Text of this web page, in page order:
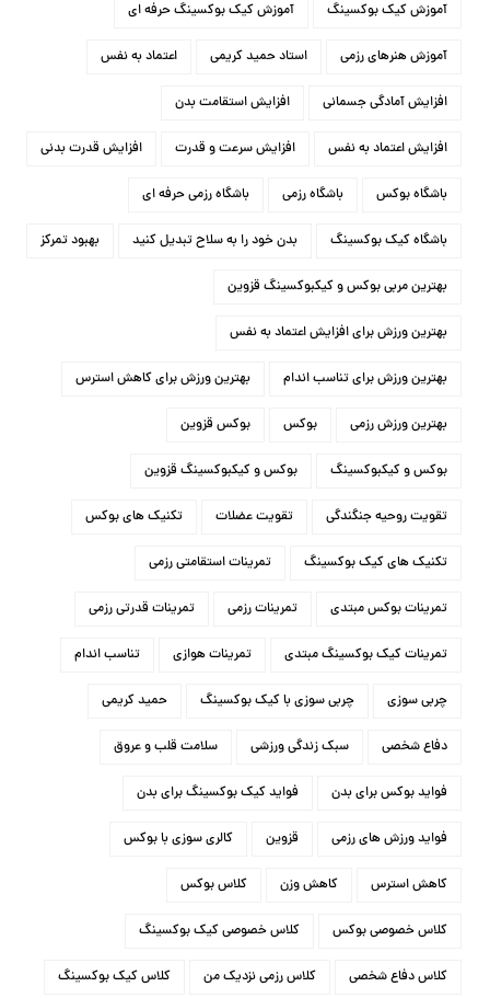
آموزش کیک بوکسینگ آموزش کیک بوکسینگ حرفه ای
آموزش هنرهای رزمی استاد حمید کریمی اعتماد به نفس
افزایش آمادگی جسمانی افزایش استقامت بدن
افزایش اعتماد به نفس افزایش سرعت و قدرت افزایش قدرت بدنی
باشگاه بوکس باشگاه رزمی باشگاه رزمی حرفه ای
باشگاه کیک بوکسینگ بدن خود را به سلاح تبدیل کنید بهبود تمرکز
بهترین مربی بوکس و کیکبوکسینگ قزوین
بهترین ورزش برای افزایش اعتماد به نفس
بهترین ورزش برای تناسب اندام بهترین ورزش برای کاهش استرس
بهترین ورزش رزمی بوکس بوکس قزوین
بوکس و کیکبوکسینگ بوکس و کیکبوکسینگ قزوین
تقویت روحیه جنگندگی تقویت عضلات تکنیک های بوکس
تکنیک های کیک بوکسینگ تمرینات استقامتی رزمی
تمرینات بوکس مبتدی تمرینات رزمی تمرینات قدرتی رزمی
تمرینات کیک بوکسینگ مبتدی تمرینات هوازی تناسب اندام
چربی سوزی چربی سوزی با کیک بوکسینگ حمید کریمی
دفاع شخصی سبک زندگی ورزشی سلامت قلب و عروق
فواید بوکس برای بدن فواید کیک بوکسینگ برای بدن
فواید ورزش های رزمی قزوین کالری سوزی با بوکس
کاهش استرس کاهش وزن کلاس بوکس
کلاس خصوصی بوکس کلاس خصوصی کیک بوکسینگ
کلاس دفاع شخصی کلاس رزمی نزدیک من کلاس کیک بوکسینگ